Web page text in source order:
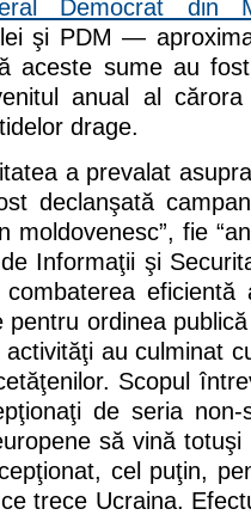
Democrat din
şi PDM —
aceste sume au
anual al
drage.
a prevalat
declanşată
moldovenesc”, fie
Informaţii şi
eficientă
pentru ordinea
au culminat
Scopul
de seria
să vină
cel puţin,
trece Ucraina.